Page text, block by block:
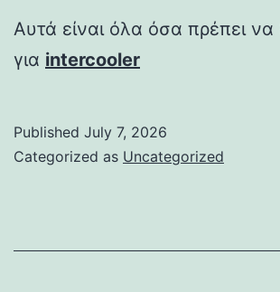
Αυτά είναι όλα όσα πρέπει να
για intercooler
Published July 7, 2026
Categorized as Uncategorized